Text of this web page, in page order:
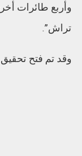
وأربع طائرات
تراش”.
وقد تم فتح تحقيق